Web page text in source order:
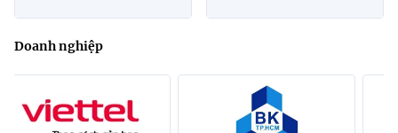
Doanh nghiệp